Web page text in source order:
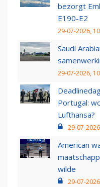
bezorgt
E190-E2
29-07-2026,
Saudi
29-07-2026,
Portugal:
Lufthansa?
29-07-
American
wilde
29-07-